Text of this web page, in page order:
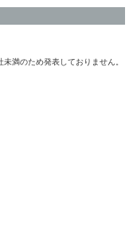
満のため発表しておりません。